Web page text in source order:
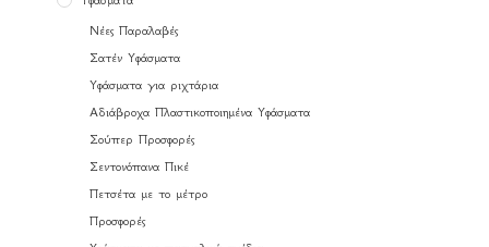
Νέες Παραλαβές
Σατέν Υφάσματα
Υφάσματα για ριχτάρια
Αδιάβροχα Πλαστικοποιημένα Υφάσματα
Σούπερ Προσφορές
Σεντονόπανα Πικέ
Πετσέτα με το μέτρο
Προσφορές